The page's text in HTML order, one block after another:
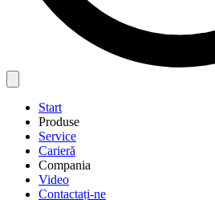
Start
Produse
Service
Carieră
Compania
Video
Contactați-ne